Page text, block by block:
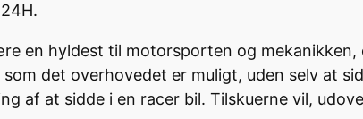
en hyldest til motorsporten og
det overhovedet er muligt, uden selv at
af at sidde i en racer bil. Tilskuerne vil,